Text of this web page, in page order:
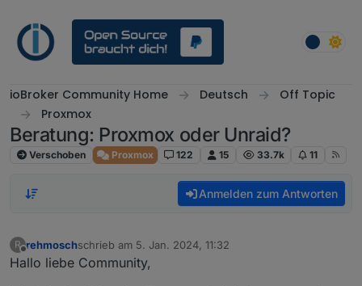
ioBroker Community Home Deutsch
Off Topic
Proxmox
Beratung: Proxmox oder Unraid?
Verschoben Proxmox 122 15 33.7k 11
Anmelden zum Antworten
R
Offline
rehmoschschrieb am 5. Jan. 2024, 11:32
zuletzt editiert von
Hallo liebe Community,